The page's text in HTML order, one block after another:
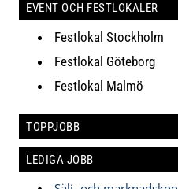
EVENT OCH FESTLOKALER
Festlokal Stockholm
Festlokal Göteborg
Festlokal Malmö
TOPPJOBB
LEDIGA JOBB